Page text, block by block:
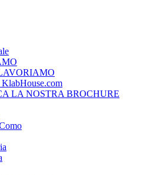
LA NOSTRA BROCHURE